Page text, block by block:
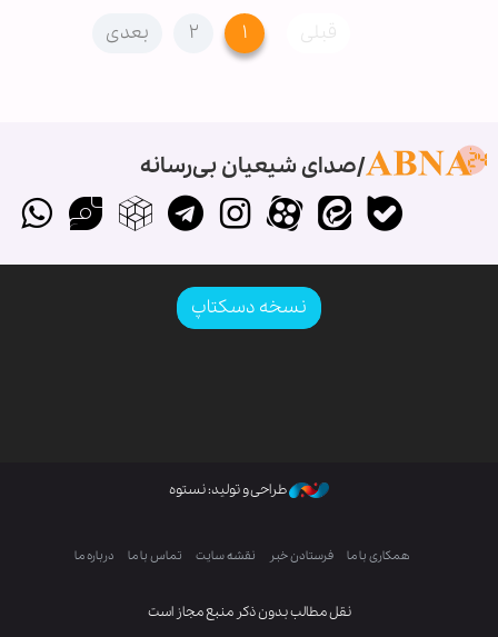
قبلی ۱ ۲ بعدی
صدای شیعیان بی‌رسانه
نسخه دسکتاپ
نقل مطالب بدون ذکر منبع مجاز است
طراحی و تولید: نستوه
همکاری با ما فرستادن خبر نقشه سایت تماس با ما درباره ما